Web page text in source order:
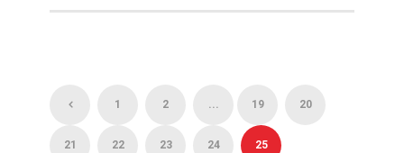
1 2 ... 19 20
21 22 23 24 25